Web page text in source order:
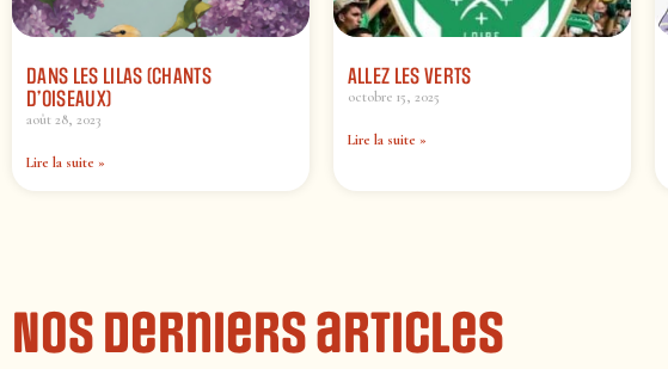
DANS LES LILAS (CHANTS
D’OISEAUX)
août 28, 2023
Lire la suite »
ALLEZ LES VERTS
octobre 15, 2025
Lire la suite »
Nos derniers articles